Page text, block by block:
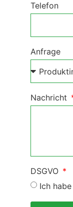
Telefon
Anfrage
Nachricht
DSGVO
Ich